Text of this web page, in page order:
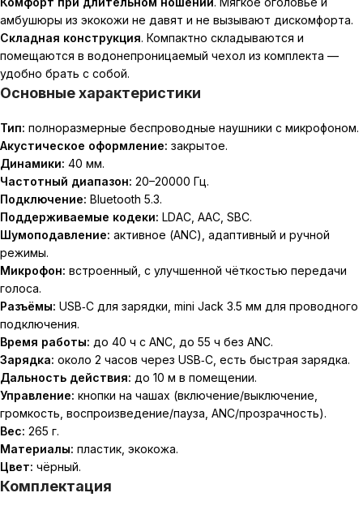
амбушюры из экокожи не давят и не вызывают дискомфорта.
Складная конструкция. Компактно складываются и
помещаются в водонепроницаемый чехол из комплекта —
удобно брать с собой.
Основные характеристики
Тип: полноразмерные беспроводные наушники с микрофоном.
Акустическое оформление: закрытое.
Динамики: 40 мм.
Частотный диапазон: 20–20000 Гц.
Подключение: Bluetooth 5.3.
Поддерживаемые кодеки: LDAC, AAC, SBC.
Шумоподавление: активное (ANC), адаптивный и ручной
режимы.
Микрофон: встроенный, с улучшенной чёткостью передачи
голоса.
Разъёмы: USB‑C для зарядки, mini Jack 3.5 мм для проводного
подключения.
Время работы: до 40 ч с ANC, до 55 ч без ANC.
Зарядка: около 2 часов через USB‑C, есть быстрая зарядка.
Дальность действия: до 10 м в помещении.
Управление: кнопки на чашах (включение/выключение,
громкость, воспроизведение/пауза, ANC/прозрачность).
Вес: 265 г.
Материалы: пластик, экокожа.
Цвет: чёрный.
Комплектация